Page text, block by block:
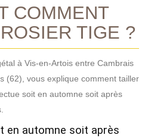
COMMENT
TIGE ?
à Vis-en-Artois entre Cambrais
(62), vous explique comment tailler
soit en automne soit après
en automne soit après